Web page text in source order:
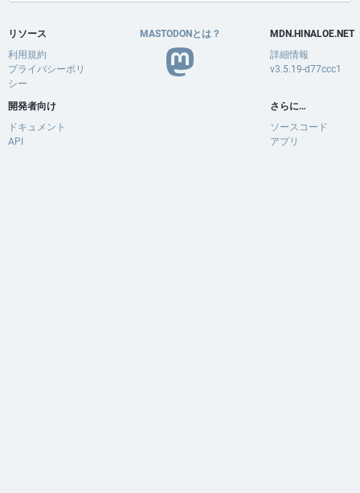
リソース
利用規約
プライバシーポリ
シー
開発者向け
ドキュメント
API
MASTODONとは？
MDN.HINALOE.NET
詳細情報
v3.5.19-d77ccc1
さらに…
ソースコード
アプリ